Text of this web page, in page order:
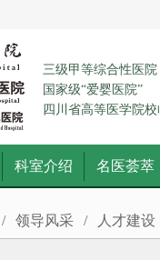
三级甲等综合性医院
国家级“爱婴医院”
四川省高等医学院
科室介绍 名医荟萃
/ 领导风采 / 人才建设